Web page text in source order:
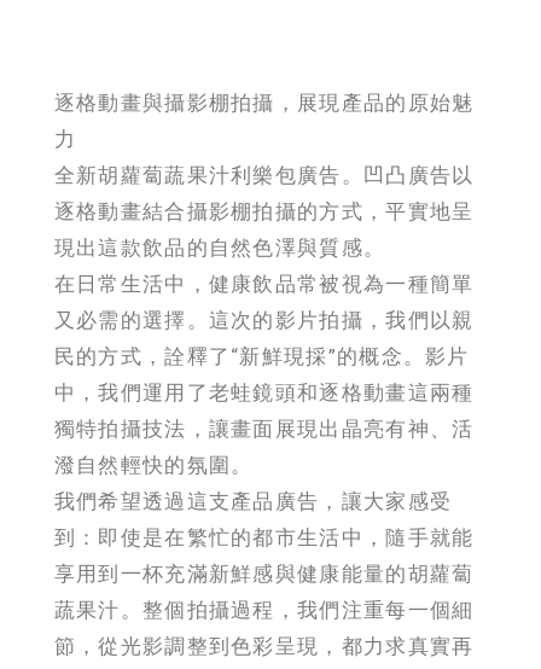
逐格動畫與攝影棚拍攝，展現產品的原始魅
力
全新胡蘿蔔蔬果汁利樂包廣告。凹凸廣告以
逐格動畫結合攝影棚拍攝的方式，平實地呈
現出這款飲品的自然色澤與質感。
在日常生活中，健康飲品常被視為一種簡單
又必需的選擇。這次的影片拍攝，我們以親
民的方式，詮釋了“新鮮現採”的概念。影片
中，我們運用了老蛙鏡頭和逐格動畫這兩種
獨特拍攝技法，讓畫面展現出晶亮有神、活
潑自然輕快的氛圍。
我們希望透過這支產品廣告，讓大家感受
到：即使是在繁忙的都市生活中，隨手就能
享用到一杯充滿新鮮感與健康能量的胡蘿蔔
蔬果汁。整個拍攝過程，我們注重每一個細
節，從光影調整到色彩呈現，都力求真實再